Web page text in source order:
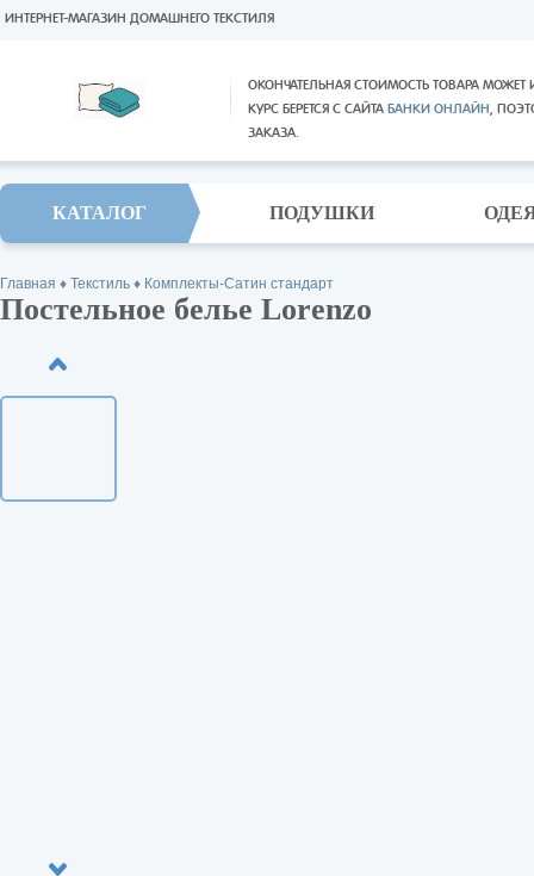
ОКОНЧАТЕЛЬНАЯ СТОИМОСТЬ ТОВАРА
КУРС БЕРЕТСЯ С САЙТА БАНКИ ОНЛАЙН,
ЗАКАЗА.
ИНТЕРНЕТ-МАГАЗИН ДОМАШНЕГО ТЕКСТИЛЯ
КАТАЛОГ ПОДУШКИ
Главная ♦ Текстиль ♦ Комплекты-Сатин стандарт
Постельное белье Lorenzo